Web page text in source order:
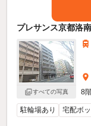
プレサンス京都洛
すべての写真
8
駐輪場あり 宅配ボ